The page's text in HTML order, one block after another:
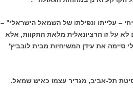
– עלייתו ונפילתו של השמאל הישראלי" –
לא על זו הרציונאלית מלאת התקוות, אלא
סיימה את עידן המשיחיות מבית לובביץ'
תל-אביב, מגדיר עצמו כאיש שמאל.